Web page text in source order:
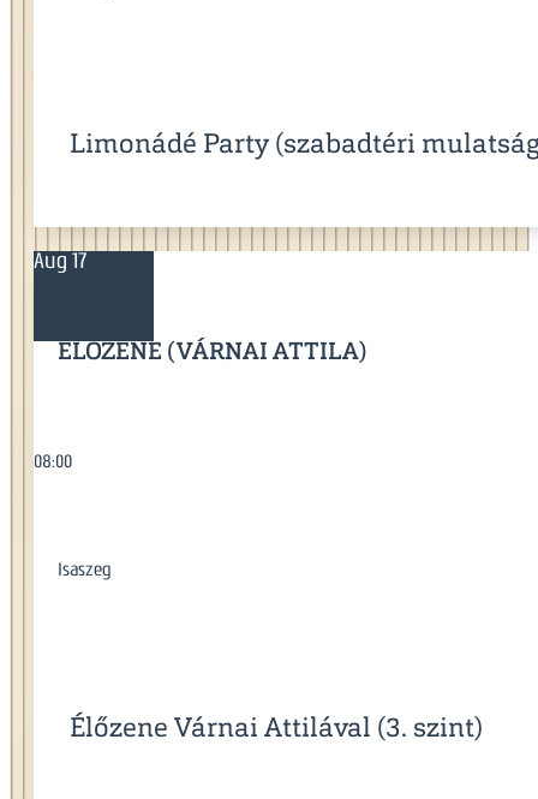
Limonádé Party (szabadtéri
Aug 17
ÉLŐZENE (VÁRNAI ATTILA)
08:00
Isaszeg
Élőzene Várnai Attilával (3. szint)